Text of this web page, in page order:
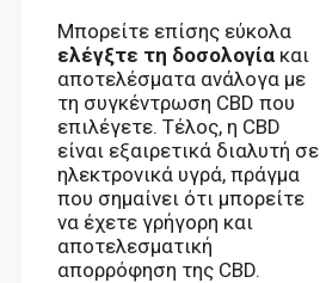
Μπορείτε επίσης εύκολα
ελέγξτε τη δοσολογία και
αποτελέσματα ανάλογα με
τη συγκέντρωση CBD που
επιλέγετε. Τέλος, η CBD
είναι εξαιρετικά διαλυτή σε
ηλεκτρονικά υγρά, πράγμα
που σημαίνει ότι μπορείτε
να έχετε γρήγορη και
αποτελεσματική
απορρόφηση της CBD.